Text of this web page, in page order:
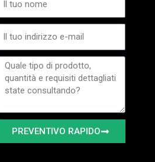
Email
Messaggio
PREVENTIVO RAPIDO